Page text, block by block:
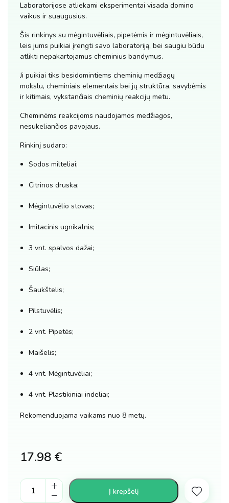
Laboratorijose atliekami eksperimentai visada domino
vaikus ir suaugusius.
Šis rinkinys su mėgintuvėliais, pipetėmis ir mėgintuvėliais,
leis jums puikiai įrengti savo laboratoriją, bei saugiu būdu
atlikti nepakartojamus cheminius bandymus.
Ji puikiai tiks besidomintiems cheminių medžiagų
mokslu, cheminiais elementais bei jų struktūra, savybėmis
ir kitimais, vykstančiais cheminių reakcijų metu.
Cheminėms reakcijoms naudojamos medžiagos,
nesukeliančios pavojaus.
Rinkinį sudaro:
Sodos milteliai;
Citrinos druska;
Mėgintuvėlio stovas;
Imitacinis ugnikalnis;
3 vnt. spalvos dažai;
Siūlas;
Šaukštelis;
Pilstuvėlis;
2 vnt. Pipetės;
Maišelis;
4 vnt. Mėgintuvėliai;
4 vnt. Plastikiniai indeliai;
Rekomenduojama vaikams nuo 8 metų.
17.98 €
Jaunojo
mokslininko
Į krepšelį